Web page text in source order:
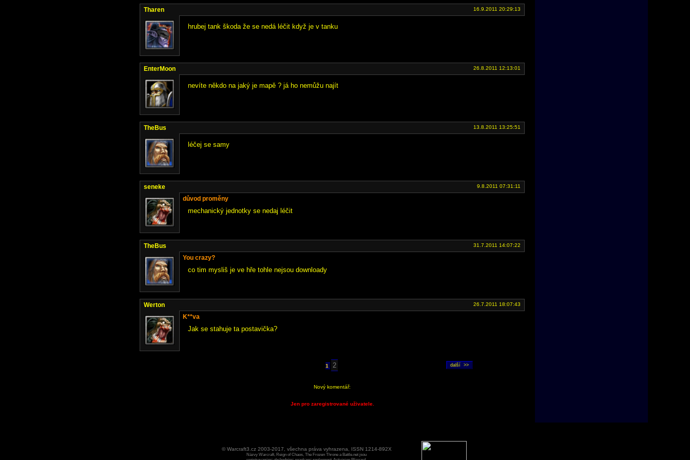
Tharen 16.9.2011 20:29:13
hrubej tank škoda že se nedá léčit když je v tanku
EnterMoon 26.8.2011 12:13:01
nevíte někdo na jaký je mapě ? já ho nemůžu najít
TheBus 13.8.2011 13:25:51
léčej se samy
seneke 9.8.2011 07:31:11
důvod proměny
mechanický jednotky se nedaj léčit
TheBus 31.7.2011 14:07:22
You crazy?
co tim mysliš je ve hře tohle nejsou downloady
Werton 26.7.2011 18:07:43
K**va
Jak se stahuje ta postavička?
1 2
Nový komentář:
Jen pro zaregistrované uživatele.
© Warcraft3.cz 2003-2017, všechna práva vyhrazena, ISSN 1214-892X
Názvy Warcraft, Reign of Chaos, The Frozen Throne a Battle.net jsou